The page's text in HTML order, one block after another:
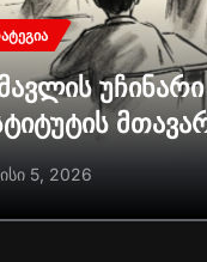
5, 2026